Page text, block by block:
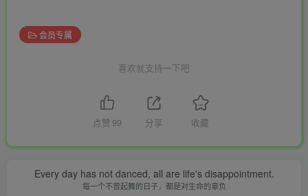
会员专属
喜欢就支持一下吧
点赞 99 分享 收藏
Every day has not danced, all are life's disappointment.
每一个不曾起舞的日子，都是对生命的辜负